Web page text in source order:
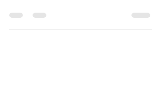
vient en tête est le clafoutis ! Rien de
mieux pour mettre...